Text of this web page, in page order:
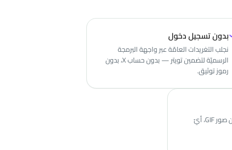
بدون تسجيل دخول
نجلب التغريدات العامّة عبر واجهة البرمجة
الرسميّة لتضمين تويتر — بدون حساب X، بدون
رموز توثيق.
لا حدّ يوميّ. حمّل ما تشاء من صور GIF، أيّ